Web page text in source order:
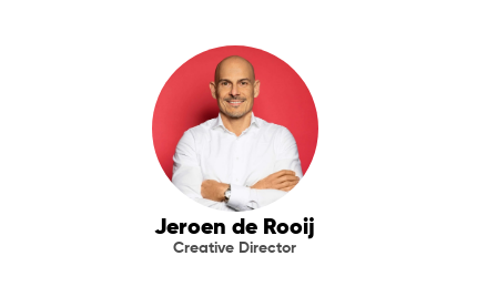
Jeroen de Rooij
Creative Director